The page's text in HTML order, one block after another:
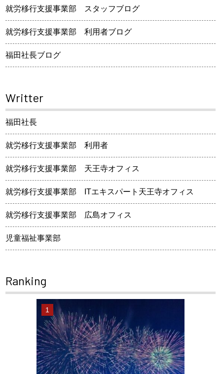
就労移行支援事業部 スタッフブログ
就労移行支援事業部 利用者ブログ
福田社長ブログ
Writter
福田社長
就労移行支援事業部 利用者
就労移行支援事業部 天王寺オフィス
就労移行支援事業部 ITエキスパート天王寺オフィス
就労移行支援事業部 広島オフィス
児童福祉事業部
Ranking